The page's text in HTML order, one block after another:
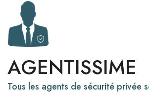
AGENTISSIME
Tous les agents de sécurité privée